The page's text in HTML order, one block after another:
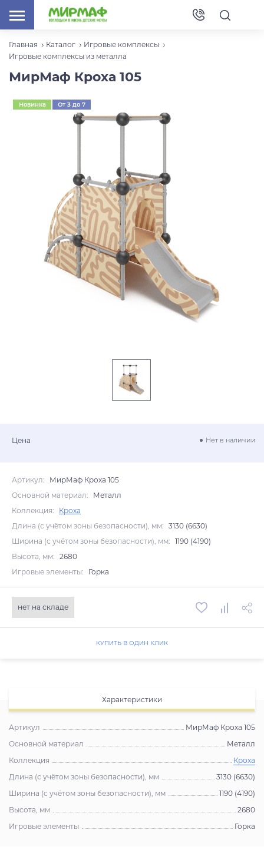
Главная Каталог
Игровые комплексы
Игровые комплексы из металла
МирМаф Кроха 105
Новинка
От 3 до 7
лет
Характеристики
Артикул
МирМаф Кроха 105
Основной материал
Металл
Коллекция
Кроха
Длина (с учётом зоны безопасности), мм
3130 (6630)
Ширина (с учётом зоны безопасности), мм
1190 (4190)
Высота, мм
2680
Игровые элементы
Горка
Цена Нет в наличии
Артикул:
МирМаф Кроха 105
Основной материал:
Металл
Коллекция:
Кроха
Длина (с учётом зоны безопасности), мм: 3130 (6630)
Ширина (с учётом зоны безопасности), мм: 1190 (4190)
Высота, мм: 2680
Игровые элементы:
Горка
нет на складе
КУПИТЬ В ОДИН КЛИК